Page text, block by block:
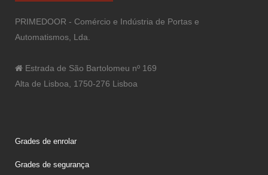
PRIMEDOOR - Comércio e Indústria de Portas e
Automatismos, Lda.
Estrada de São Bartolomeu nº 169
Alta de Lisboa, 1750-276 Lisboa
Grades de enrolar
Grades de segurança